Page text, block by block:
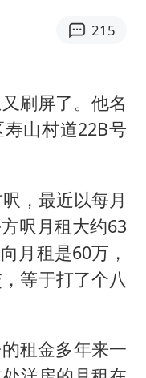
青花杯离奇失踪
鹏打得很窝囊
续良好增长态势
陈幸同晋级WTT横滨冠军赛8强
宇树科技中一签需缴款7.54万元
两名乘客在飞机上因调节座椅起冲突
女儿为争财产堵门阻挠父亲出殡
新局
215
刷屏了。他名
山村道22B号
，最近以每月
呎月租大约63
月租是60万，
等于打了个八
租金多年来一